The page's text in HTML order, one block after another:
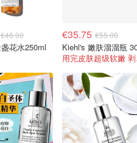
€46.00
花水250ml
€35.75 €55.00
Kiehl's 嫩肤溜溜瓶
用